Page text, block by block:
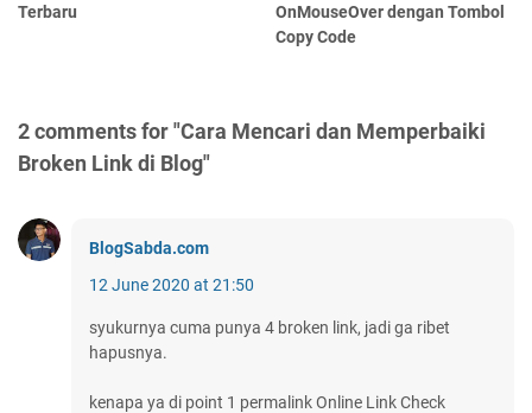
Terbaru
OnMouseOver dengan Tombol
Copy Code
2 comments for "Cara Mencari dan Memperbaiki
Broken Link di Blog"
BlogSabda.com
12 June 2020 at 21:50
syukurnya cuma punya 4 broken link, jadi ga ribet
hapusnya.
kenapa ya di point 1 permalink Online Link Check